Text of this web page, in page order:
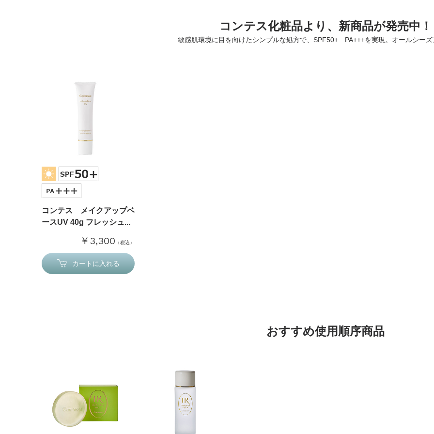
コンテス化粧品より、新商品が発売中！
敏感肌環境に目を向けたシンプルな処方で、SPF50+ PA+++を実現。オールシーズ
コンテス メイクアップベ
ースUV 40g フレッシュ...
￥3,300 （税込）
カートに入れる
おすすめ使用順序商品